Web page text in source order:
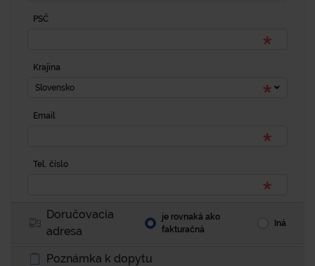
PSČ
Krajina
Slovensko
Email
Tel. číslo
Doručovacia
adresa
je rovnaká ako
fakturačná
Iná
Poznámka k dopytu